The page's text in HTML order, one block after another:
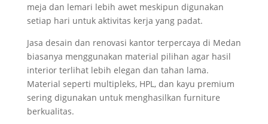
meja dan lemari lebih awet meskipun digunakan
setiap hari untuk aktivitas kerja yang padat.
Jasa desain dan renovasi kantor terpercaya di Medan
biasanya menggunakan material pilihan agar hasil
interior terlihat lebih elegan dan tahan lama.
Material seperti multipleks, HPL, dan kayu premium
sering digunakan untuk menghasilkan furniture
berkualitas.